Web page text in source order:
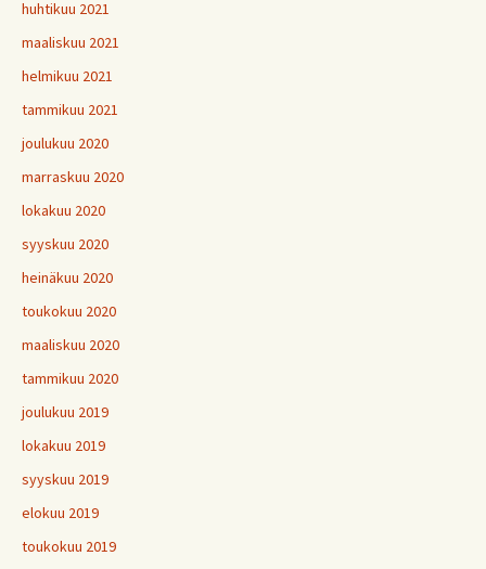
huhtikuu 2021
maaliskuu 2021
helmikuu 2021
tammikuu 2021
joulukuu 2020
marraskuu 2020
lokakuu 2020
syyskuu 2020
heinäkuu 2020
toukokuu 2020
maaliskuu 2020
tammikuu 2020
joulukuu 2019
lokakuu 2019
syyskuu 2019
elokuu 2019
toukokuu 2019